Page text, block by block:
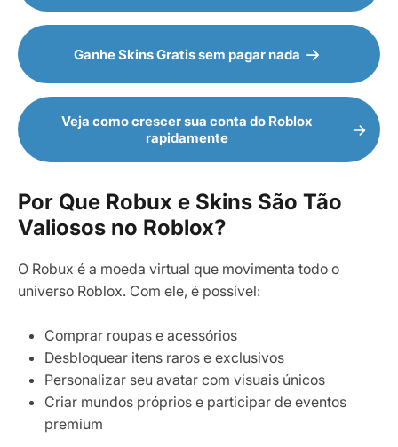
Ganhe Skins Gratis sem pagar nada
Veja como crescer sua conta do Roblox
rapidamente
Por Que Robux e Skins São Tão
Valiosos no Roblox?
O Robux é a moeda virtual que movimenta todo o
universo Roblox. Com ele, é possível:
Comprar roupas e acessórios
Desbloquear itens raros e exclusivos
Personalizar seu avatar com visuais únicos
Criar mundos próprios e participar de eventos
premium